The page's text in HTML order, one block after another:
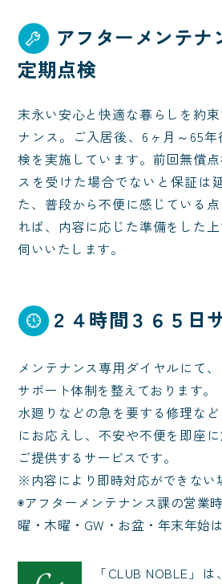
アフターメンテナ
定期点検
末永い安心と快適な暮らしを約
ナンス。ご入居後、6ヶ月～65
検を実施しています。前回無償
スを受けた場合でないと保証は
た、普段から不便に感じている
れば、内容に応じた準備をした
伺いいたします。
２４時間３６５日
メンテナンス専用ダイヤルにて
サポート体制を整えております。
水廻りなどの急を要する修理な
にお応えし、不安や不便を即座
ご提供するサービスです。
※内容により即時対応ができない
◉アフターメンテナンス課の営業
曜・木曜・GW・お盆・年末年始は
「CLUB NOBLE」